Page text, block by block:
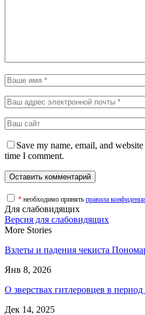
Save my name, email, and
time I comment.
* необходимо принять правила
Для слабовидящих
Версия для слабовидящих
More Stories
Взлеты и падения чекиста
Янв 8, 2026
О зверствах гитлеровцев в
Дек 14, 2025